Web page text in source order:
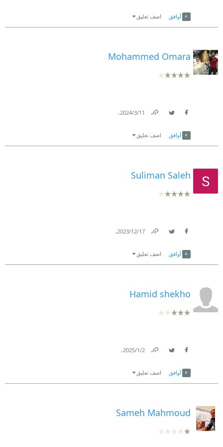
أوافق اضف تعليق
Mohammed Omara
11‏/3‏/2024
.
أوافق اضف تعليق
Suliman Saleh
17‏/12‏/2023
.
أوافق اضف تعليق
Hamid shekho
2‏/1‏/2025
.
أوافق اضف تعليق
Sameh Mahmoud